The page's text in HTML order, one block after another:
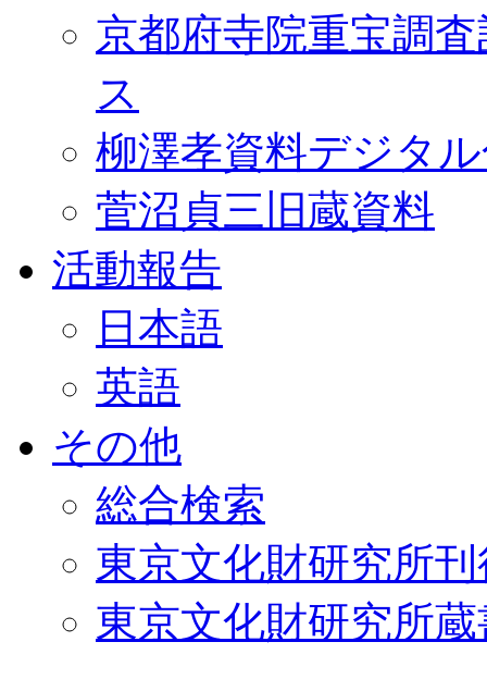
京都府寺院重宝調
ス
柳澤孝資料デジタ
菅沼貞三旧蔵資料
活動報告
日本語
英語
その他
総合検索
東京文化財研究所
東京文化財研究所